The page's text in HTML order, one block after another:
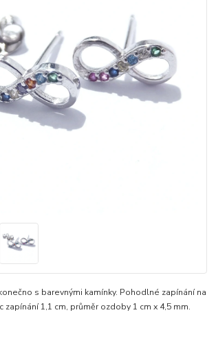
s barevnými kamínky. Pohodlné zapínání na
zapínání 1,1 cm, průměr ozdoby 1 cm x 4,5 mm.